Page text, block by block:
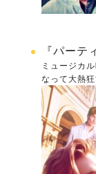
『パーテ
ミュージカ
なって大熱